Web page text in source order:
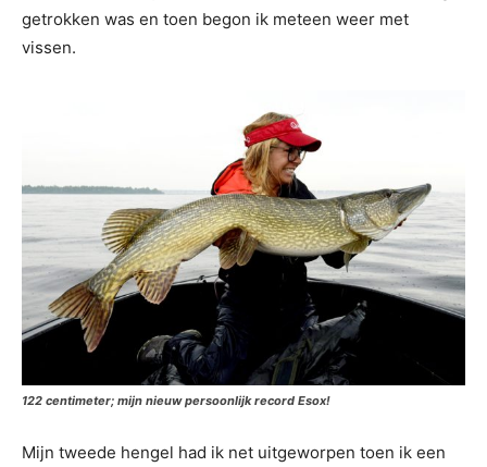
getrokken was en toen begon ik meteen weer met
vissen.
122 centimeter; mijn nieuw persoonlijk record Esox!
Mijn tweede hengel had ik net uitgeworpen toen ik een